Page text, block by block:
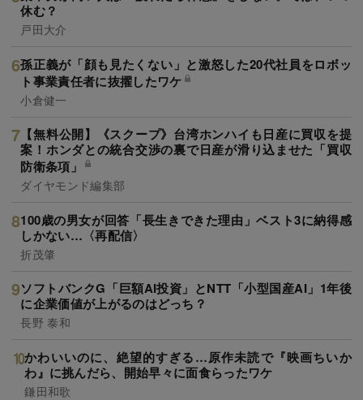
休む？
戸田大介
孫正義が「顔も見たくない」と激怒した20代社員をロボッ
ト事業責任者に抜擢したワケ
小倉健一
【無料公開】《スクープ》台湾ホンハイも日産に買収を提
案！ホンダとの統合交渉の裏で日産が滑り込ませた「買収
防衛条項」
ダイヤモンド編集部
100歳の男女が回答「長生きできた理由」ベスト3に納得感
しかない…〈再配信〉
折茂肇
ソフトバンクG「巨額AI投資」とNTT「小型国産AI」1年後
に企業価値が上がるのはどっち？
長野 泰和
かわいいのに、絶望的すぎる…原作未読で『映画ちいか
わ』に挑んだら、開始早々に面食らったワケ
鎌田和歌